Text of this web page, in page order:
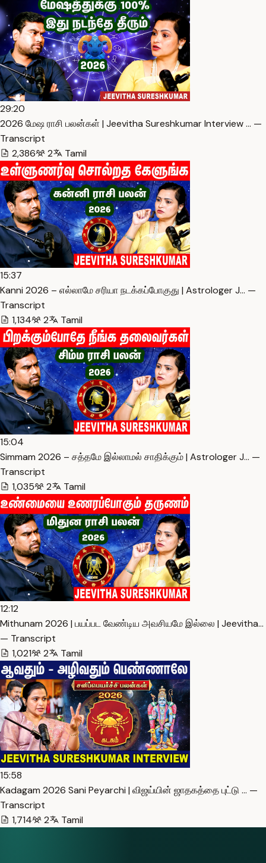
29:20
2026 மேஷ ராசி பலன்கள் | Jeevitha Sureshkumar Interview … —
Transcript
2,386
2 Tamil
15:37
Kanni 2026 – எல்லாமே சரியா நடக்கப்போகுது | Astrologer J… —
Transcript
1,134
2 Tamil
15:04
Simmam 2026 – சத்தமே இல்லாமல் சாதிக்கும் | Astrologer J… —
Transcript
1,035
2 Tamil
12:12
Mithunam 2026 | பயப்பட வேண்டிய அவசியமே இல்லை | Jeevitha…
— Transcript
1,021
2 Tamil
15:58
Kadagam 2026 Sani Peyarchi | விஜய்யின் ஜாதகத்தை புட்டு … —
Transcript
1,714
2 Tamil